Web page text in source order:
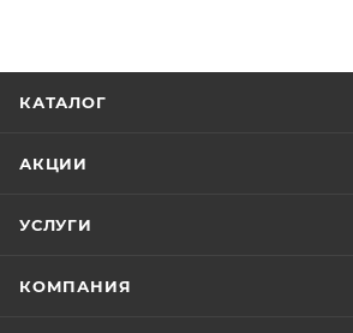
КАТАЛОГ
АКЦИИ
УСЛУГИ
КОМПАНИЯ